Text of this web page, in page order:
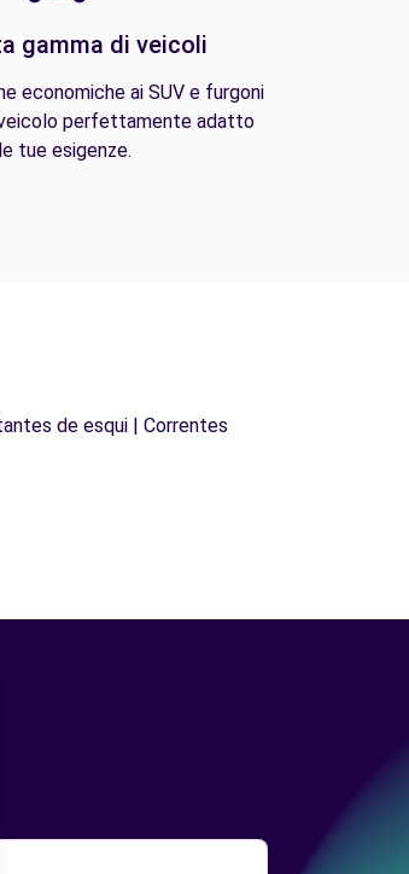
gamma di veicoli
economiche ai SUV e furgoni
perfettamente adatto
tue esigenze.
de esqui | Correntes